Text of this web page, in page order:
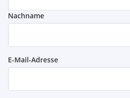
Nachname
E-Mail-Adresse